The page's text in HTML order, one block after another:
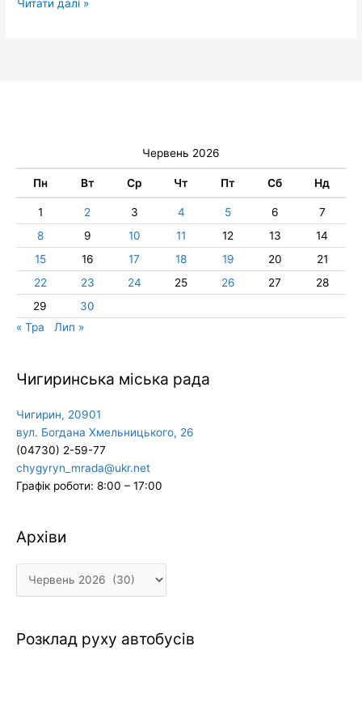
Читати далі »
Червень 2026
Пн Вт Ср Чт Пт Сб Нд
1 2 3 4 5 6
7
8
9 10 11 12 13
14
15
16 17 18 19 20
21
22
23 24 25 26 27
28
29
30
« Тра
Лип »
Чигиринська міська рада
Чигирин, 20901
вул. Богдана Хмельницького, 26
(04730) 2-59-77
chygyryn_mrada@ukr.net
Графік роботи: 8:00 – 17:00
Архіви
Архіви
Розклад руху автобусів